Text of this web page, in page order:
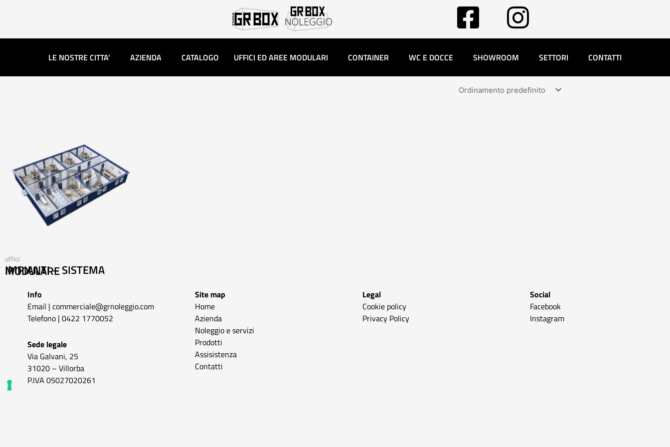
LE NOSTRE CITTA’ AZIENDA CATALOGO UFFICI ED AREE MODULARI CONTAINER WC E DOCCE SHOWROOM SETTORI CONTATTI
uffici
IMPIANTI – SISTEMA MODULARE
Info
Email | commerciale@grnoleggio.com
Telefono | 0422 1770052
Sede legale
Via Galvani, 25
31020 – Villorba
P.IVA 05027020261
Site map
Home
Azienda
Noleggio e servizi
Prodotti
Assisistenza
Contatti
Legal
Cookie policy
Privacy Policy
Social
Facebook
Instagram